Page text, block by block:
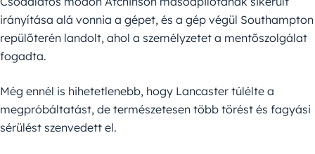
irányítása alá vonnia a gépet, és a gép végül Southampton
repülőterén landolt, ahol a személyzetet a mentőszolgálat
fogadta.
Még ennél is hihetetlenebb, hogy Lancaster túlélte a
megpróbáltatást, de természetesen több törést és fagyási
sérülést szenvedett el.